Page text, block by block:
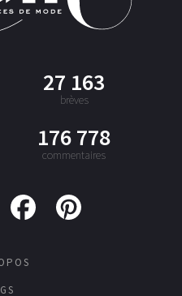
27 163
brèves
176 778
commentaires